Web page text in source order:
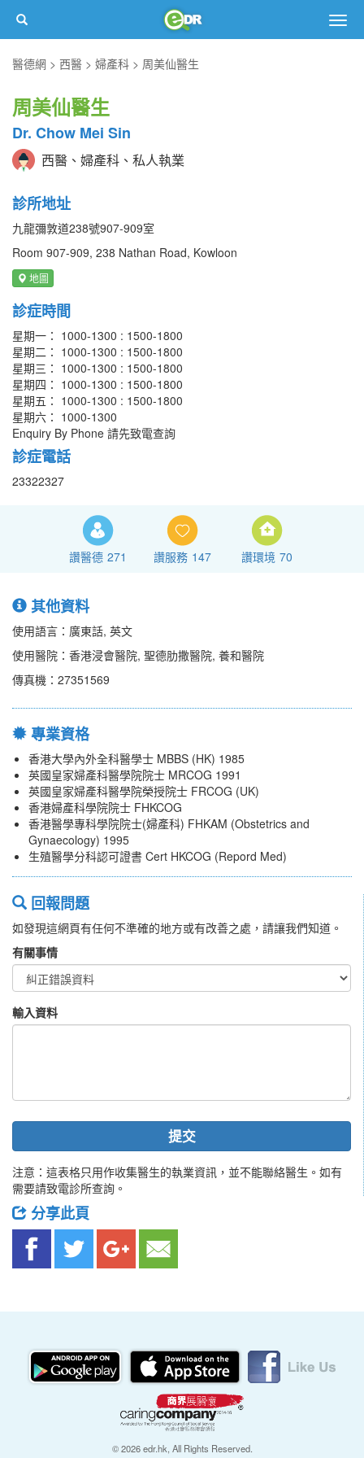
醫德網
西醫 婦產科 周美仙醫生
周美仙醫生
Dr. Chow Mei Sin
西醫、婦產科、私人執業
診所地址
九龍彌敦道238號907-909室
Room 907-909, 238 Nathan Road, Kowloon
地圖
診症時間
星期一： 1000-1300 : 1500-1800
星期二： 1000-1300 : 1500-1800
星期三： 1000-1300 : 1500-1800
星期四： 1000-1300 : 1500-1800
星期五： 1000-1300 : 1500-1800
星期六： 1000-1300
Enquiry By Phone 請先致電查詢
診症電話
23322327
讚醫德 271 讚服務 147 讚環境 70
其他資料
使用語言：廣東話, 英文
使用醫院：香港浸會醫院, 聖德肋撒醫院, 養和醫院
傳真機：27351569
專業資格
香港大學內外全科醫學士 MBBS (HK) 1985
英國皇家婦產科醫學院院士 MRCOG 1991
英國皇家婦產科醫學院榮授院士 FRCOG (UK)
香港婦產科學院院士 FHKCOG
香港醫學專科學院院士(婦產科) FHKAM (Obstetrics and
Gynaecology) 1995
生殖醫學分科認可證書 Cert HKCOG (Repord Med)
回報問題
如發現這網頁有任何不準確的地方或有改善之處，請讓我們知道。
有關事情
輸入資料
提交
注意：這表格只用作收集醫生的執業資訊，並不能聯絡醫生。如有
需要請致電診所查詢。
分享此頁
© 2026 edr.hk, All Rights Reserved.